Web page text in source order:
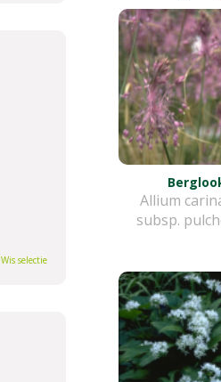
Allium
subsp.
Wis selectie